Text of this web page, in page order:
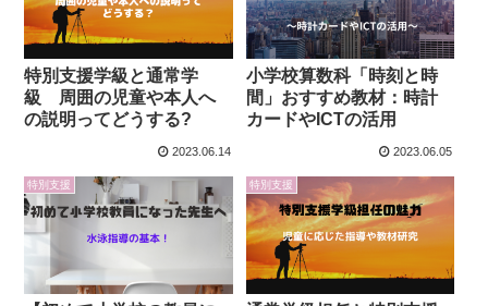
特別支援学級と通常学
級 周囲の児童や本人へ
の説明ってどうする?
2023.06.14
小学校算数科「時刻と時
間」おすすめ教材：時計
カードやICTの活用
2023.06.05
特別支援 特別支援